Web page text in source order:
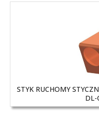
STYK RUCHOMY
DL-